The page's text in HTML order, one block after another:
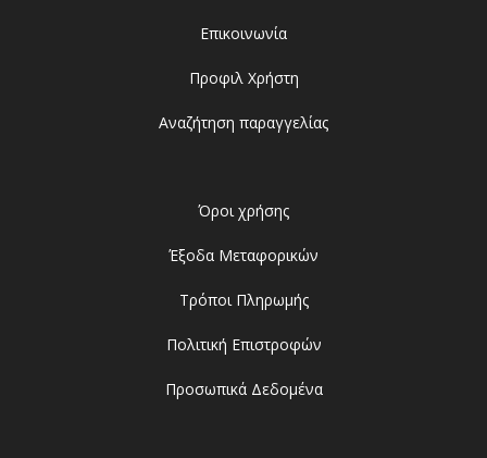
Επικοινωνία
Προφιλ Χρήστη
Αναζήτηση παραγγελίας
Όροι χρήσης
Έξοδα Μεταφορικών
Τρόποι Πληρωμής
Πολιτική Επιστροφών
Προσωπικά Δεδομένα